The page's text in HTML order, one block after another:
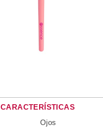
CARACTERÍSTICAS
Ojos